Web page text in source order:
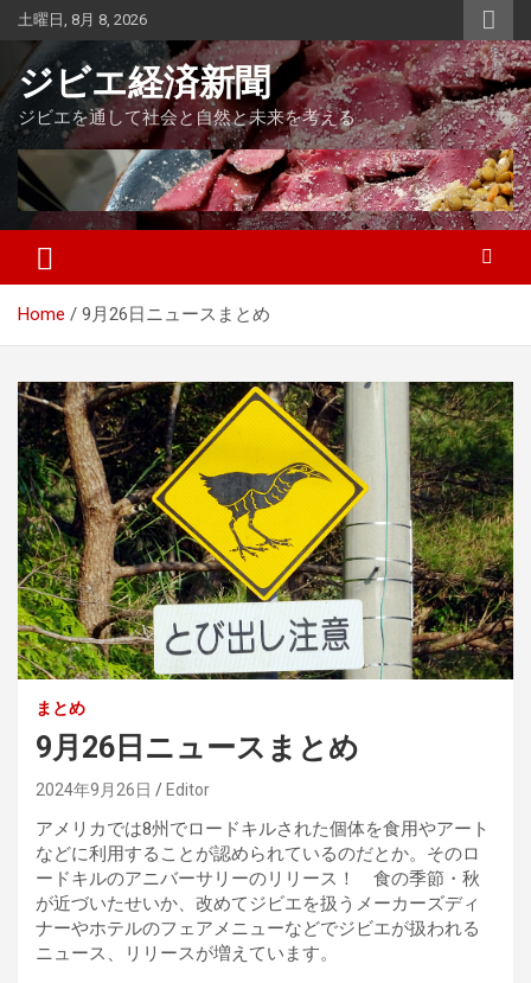
Skip
content
土曜日, 8月 8, 2026
ジビエ経済新聞
ジビエを通して社会と自然と未来を考える
Home 9月26日ニュースまとめ
まとめ
9月26日ニュースまとめ
2024年9月26日 Editor
アメリカでは8州でロードキルされた個体を食用やアート
などに利用することが認められているのだとか。そのロ
ードキルのアニバーサリーのリリース！ 食の季節・秋
が近づいたせいか、改めてジビエを扱うメーカーズディ
ナーやホテルのフェアメニューなどでジビエが扱われる
ニュース、リリースが増えています。